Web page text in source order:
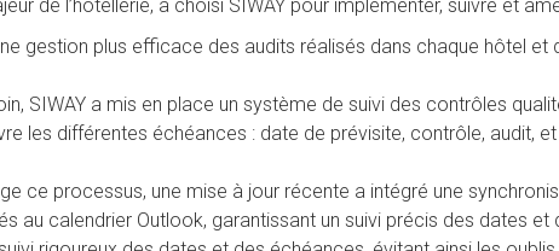
de l’hôtellerie, a choisi SIWAY pour implémenter, suivre et
gestion plus efficace des audits réalisés dans chaque hôtel
SIWAY a mis en place un système de suivi des contrôles
les différentes échéances : date de prévisite, contrôle, audit,
ce processus, une mise à jour récente a intégré une
au calendrier Outlook, garantissant un suivi précis des dates